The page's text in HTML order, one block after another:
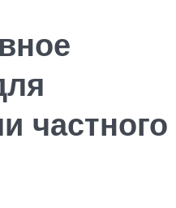
частного